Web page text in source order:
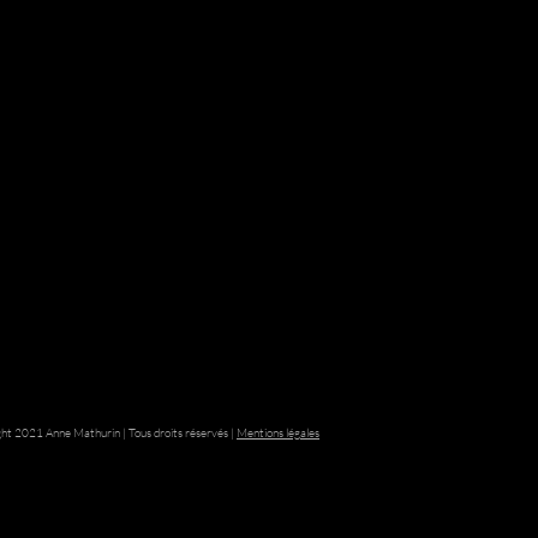
2021 Anne Mathurin | Tous droits réservés | Mentions légales